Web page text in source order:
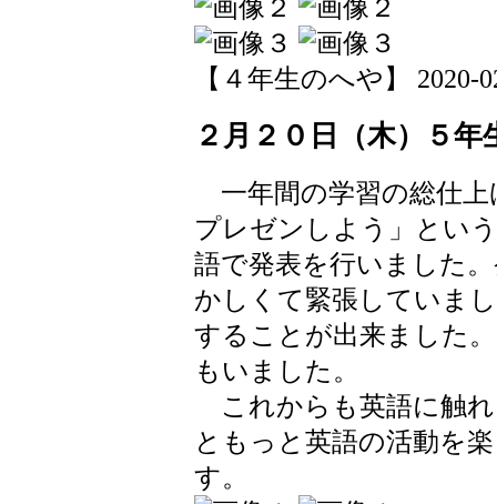
【４年生のへや】 2020-
２月２０日（木）５
一年間の学習の総仕
プレゼンしよう」とい
語で発表を行いました
かしくて緊張していま
することが出来ました
もいました。
これからも英語に触
ともっと英語の活動を
す。